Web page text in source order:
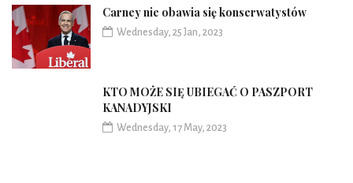
Carney nie obawia się konserwatystów
Wednesday, 25 Jan, 2023
KTO MOŻE SIĘ UBIEGAĆ O PASZPORT
KANADYJSKI
Wednesday, 17 May, 2023